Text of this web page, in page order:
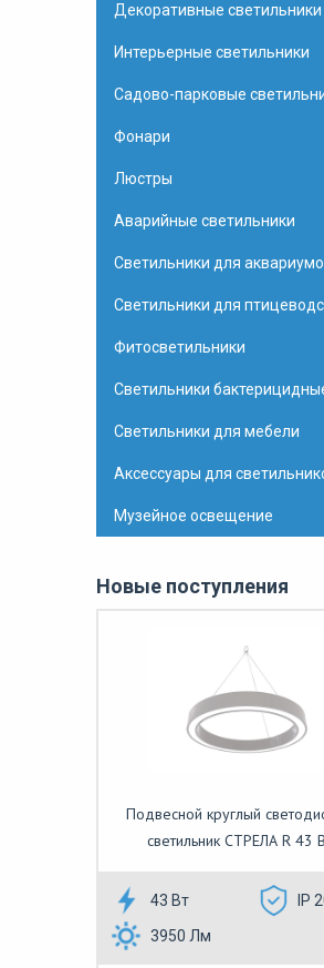
Декоративные светильники
Интерьерные светильники
Садово-парковые
Фонари
Люстры
Аварийные светильники
Светильники для
Светильники для
Фитосветильники
Светильники
Светильники для мебели
Аксессуары для
Музейное освещение
Новые поступления
Подвесной круглый
светильник СТРЕЛА R 43
43 Вт
IP
3950 Лм